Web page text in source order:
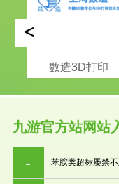
数造3D打印
<
九游官方站网站
苯胺类超标屡禁